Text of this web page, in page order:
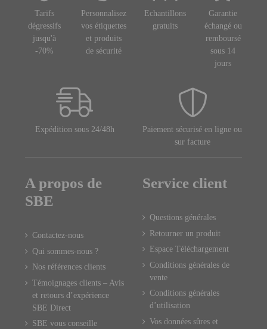
Tarifs
dégressifs
jusqu'à
-70%
Personnalisez
vos étiquettes
et produits
de sécurité
Echantillons
gratuits
Garantie
échangé ou
remboursé
sous 14
jours
Expédition sous 24/48h
Paiement sécurisé en ligne ou
sur facture
A propos de
SBE
Contactez-nous
Qui sommes-nous ?
Nos références clients
Témoignages clients – Avis
et retours d’expérience
SBE Direct
SBE vous conseille
Service client
Questions générales
Retourner un produit
Espace Téléchargement
Conditions générales de
vente
Conditions générales
d’utilisation
Vos données sûres et